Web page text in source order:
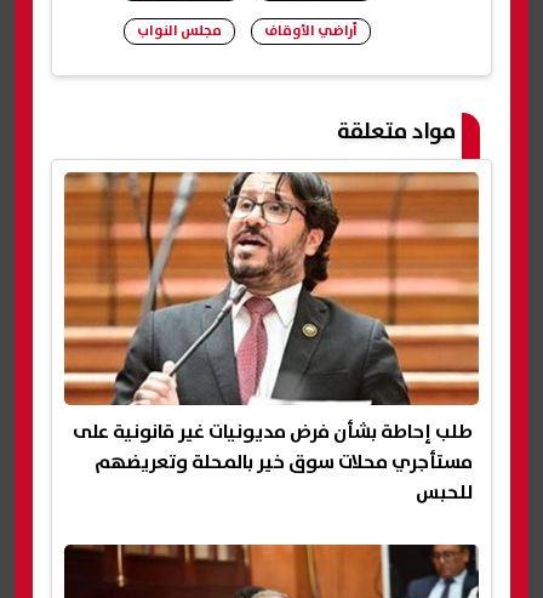
أراضي الأوقاف
مجلس النواب
مواد متعلقة
طلب إحاطة بشأن فرض مديونيات غير قانونية على
مستأجري محلات سوق خير بالمحلة وتعريضهم
للحبس